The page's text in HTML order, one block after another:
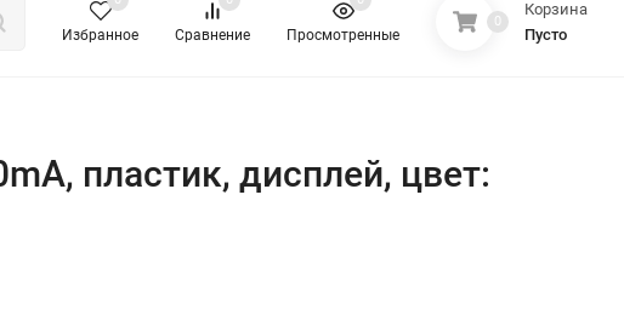
Избранное Сравнение Просмотренные
0
Корзина
Пусто
пластик, дисплей, цвет: